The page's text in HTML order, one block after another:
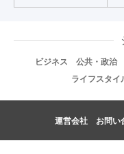
ビジネス 公共・政治
ライフスタイ
運営会社 お問い